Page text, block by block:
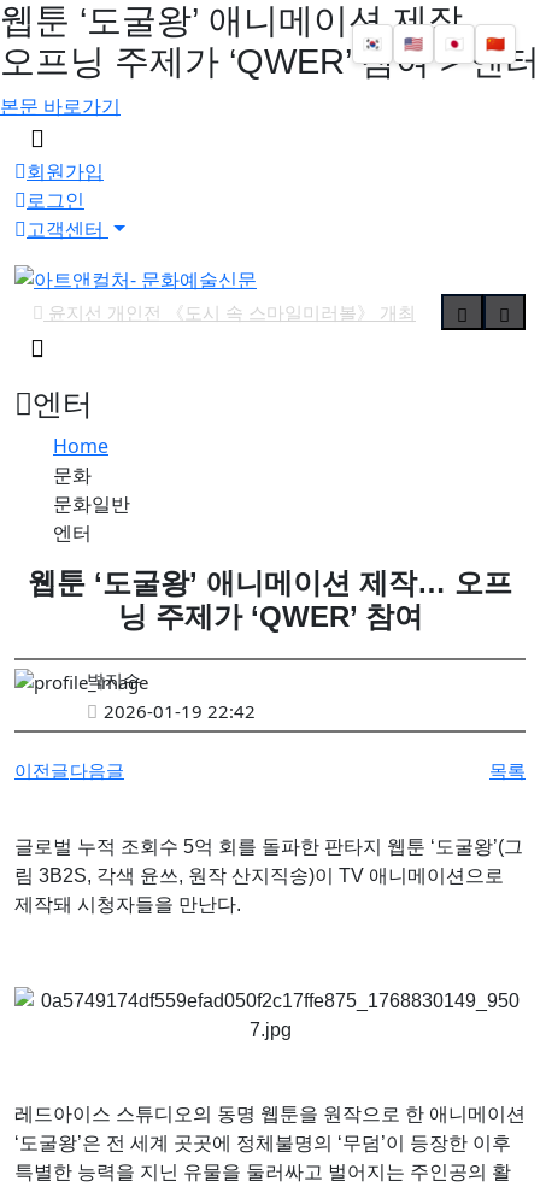
웹툰 ‘도굴왕’ 애니메이션 제작…
오프닝 주제가 ‘QWER’ 참여 > 엔터
본문 바로가기
메
뉴
버
튼
회원가입
로그인
고객센터
윤지선 개인전 《도시 속 스마일미러볼》 개최
유진실 개인전 《리듬의 풍경》 개최
최형인 개인전 《서로의 자리》 개최
'파인캐릭터 2026', DDP서 11월 개최
김소정•홍우진 2인전 《모래 가득 쥔 손》 개최
강민서·송이현진 2인전 《Fabricated Narratives 》 개최
권민철 개인전 《완벽한 날씨(The Perfect Weather)》 개최
6인의 그룹전 《뉴홉》 개최
김보경, 서민정 2인전 《두 개의 달》 개최
성서 개인전 《Frozenism: The Frozen Archive》 개최
김인 개인전 《No Reason》 개최
검
버
튼
🇰🇷 🇺🇸 🇯🇵 🇨🇳
엔터
Home
문화
문화일반
엔터
웹툰 ‘도굴왕’ 애니메이션 제작… 오프
닝 주제가 ‘QWER’ 참여
박지수
2026-01-19 22:42
이전글다음글 목록
글로벌 누적 조회수 5억 회를 돌파한 판타지 웹툰 ‘도굴왕’(그
림 3B2S, 각색 윤쓰, 원작 산지직송)이 TV 애니메이션으로
제작돼 시청자들을 만난다.
레드아이스 스튜디오의 동명 웹툰을 원작으로 한 애니메이션
‘도굴왕’은 전 세계 곳곳에 정체불명의 ‘무덤’이 등장한 이후
특별한 능력을 지닌 유물을 둘러싸고 벌어지는 주인공의 활